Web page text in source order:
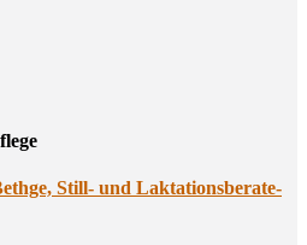
Still- und Lak­ta­ti­ons­be­ra­te­